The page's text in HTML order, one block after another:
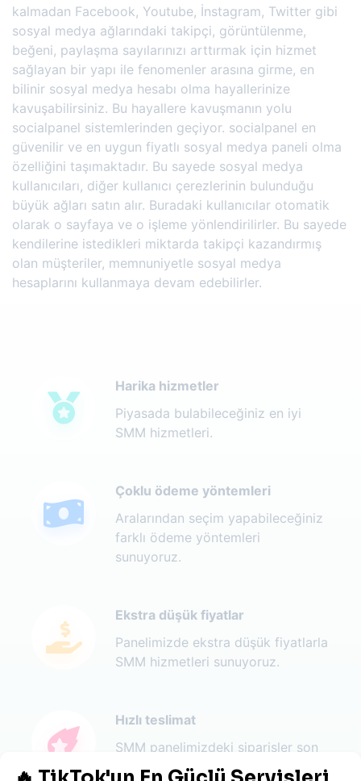
kalmadan Facebook, Youtube, İnstagram, Twitter gibi
sosyal medya ağlarındaki takipçi, görüntülenme,
beğeni, paylaşma sayılarınızı arttırmak için hizmet
sağlayan bir yapı ile fenomenler arasına girme, en
bilinir sosyal medya hesabı olma hayallerinize
kavuşabilirsiniz. Bu hayallere kavuşmanın yolu
socialpanel sistemlerinden geçiyor. socialpanel en
güvenilir ve en uygun fiyatlı sosyal medya paneli olma
özelliğini taşımaktadır. Bu sayede sosyal medya
kullanıcıları, diğer kullanıcı çerezlerinin bulunduğu
büyük ağları satın alır. Buradaki kullanıcılar otomatik
olarak o sayfaya ve o işleme yönlendirilirler. Bu sayede
kendilerine istedikleri miktarda takipçi kazandırmış
olan müşteriler, memnuniyetle sosyal medya
hesaplarını kullanmaya devam edebilirler.
Harika hizmetler
Piyasada bulabileceğiniz en iyi
SMM hizmetleri.
Çoklu ödeme yöntemleri
Aralarından seçim yapabileceğiniz
farklı ödeme yöntemleri
sunuyoruz.
Ekstra düşük fiyatlar
Panelimizde ekstra düşük fiyatlarla
SMM hizmetleri sunuyoruz.
Hızlı teslimat
SMM panelimizdeki siparişler son
derece hızlı bir şekilde teslim edilir.